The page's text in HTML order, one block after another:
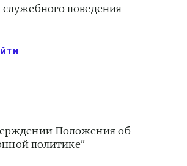
служебного поведения
Положения об
политике"